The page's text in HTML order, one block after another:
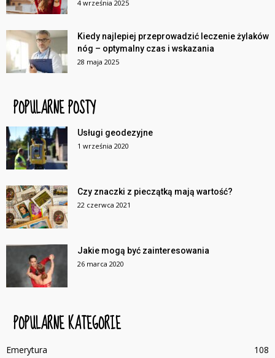
4 września 2025
Kiedy najlepiej przeprowadzić leczenie żylaków
nóg – optymalny czas i wskazania
28 maja 2025
POPULARNE POSTY
Usługi geodezyjne
1 września 2020
Czy znaczki z pieczątką mają wartość?
22 czerwca 2021
Jakie mogą być zainteresowania
26 marca 2020
POPULARNE KATEGORIE
Emerytura
108